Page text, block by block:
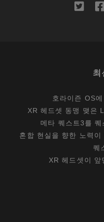
최
호라이즌 OS
XR 헤드셋 동맹 맺은
메타 퀘스트3를
혼합 현실을 향한 노력이
퀘
XR 헤드셋이 앞